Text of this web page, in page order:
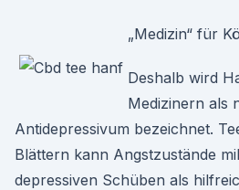
„Medizin“ für
Deshalb wird
Medizinern als
Antidepressivum bezeichnet.
Blättern kann Angstzustände
depressiven Schüben als